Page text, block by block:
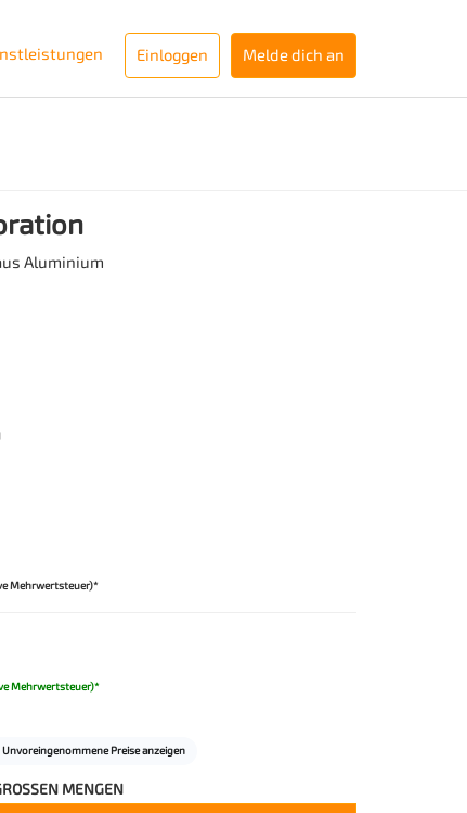
Einloggen Melde dich an
Aluminium
Mehrwertsteuer)*
Mehrwertsteuer)*
Unvoreingenommene Preise anzeigen
MENGEN